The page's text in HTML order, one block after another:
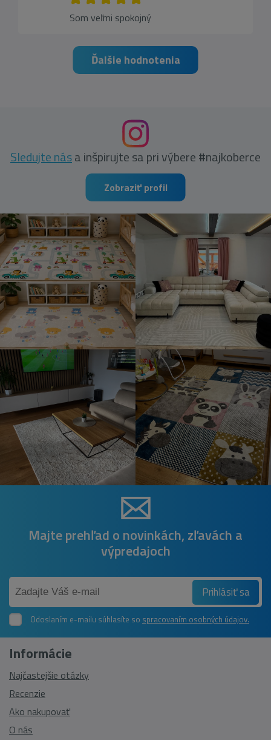
Som veľmi spokojný
Ďalšie hodnotenia
Sledujte nása inšpirujte sa pri výbere #najkoberce
Zobraziť profil
Majte prehľad o novinkách, zľavách a
výpredajoch
Prihlásiť sa
Odoslaním e-mailu súhlasíte so spracovaním osobných údajov.
Informácie
Najčastejšie otázky
Recenzie
Ako nakupovať
O nás